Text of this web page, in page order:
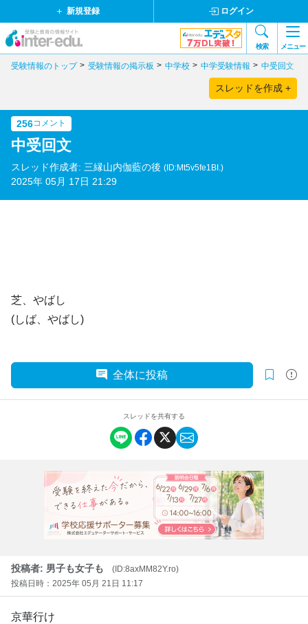
新規登録 ログイン
検索 メニュー
受験情報のトップ 受験情報の掲示板 中学校 中学受験情報 中受回文
スレッドを作成 +
256コメント
中受回文
スレッド作成者: 三縁山内伽藍の後 (ID:Mt5v5fe1BI.)
2025年 05月 17日 21:29
芝、やばし
(しば、やばし)
全体に投稿
スレッドを共有する
投稿者: 男子も女子も
(ID:8axMM82Y.ro)
投稿日時：2025年 05月 21日 11:17
京華行け